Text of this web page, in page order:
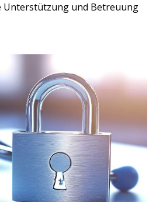
Unterstützung und Betreuung